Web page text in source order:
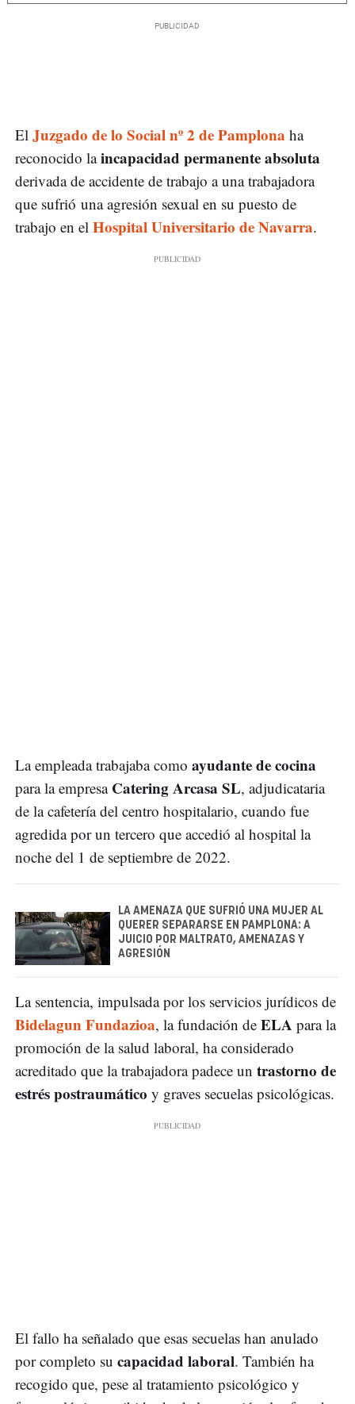
El Juzgado de lo Social nº 2 de Pamplona ha
reconocido laincapacidad permanente absoluta
derivada de accidente de trabajo a una trabajadora
que sufrió una agresión sexual en su puesto de
trabajo en el Hospital Universitario de Navarra.
La empleada trabajaba como ayudante de cocina
para la empresa Catering Arcasa SL, adjudicataria
de la cafetería del centro hospitalario, cuando fue
agredida por un tercero que accedió al hospital la
noche del 1 de septiembre de 2022.
LA AMENAZA QUE SUFRIÓ UNA MUJER AL
QUERER SEPARARSE EN PAMPLONA: A
JUICIO POR MALTRATO, AMENAZAS Y
AGRESIÓN
La sentencia, impulsada por los servicios jurídicos de
Bidelagun Fundazioa, la fundación de ELA para la
promoción de la salud laboral, ha considerado
acreditado que la trabajadora padece un trastorno de
estrés postraumático y graves secuelas psicológicas.
El fallo ha señalado que esas secuelas han anulado
por completo su capacidad laboral. También ha
recogido que, pese al tratamiento psicológico y